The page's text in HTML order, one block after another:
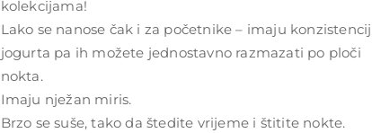
kolekcijama!
Lako se nanose čak i za početnike – imaju
jogurta pa ih možete jednostavno razmazati po ploči
nokta.
Imaju nježan miris.
Brzo se suše, tako da štedite vrijeme i štitite nokte.